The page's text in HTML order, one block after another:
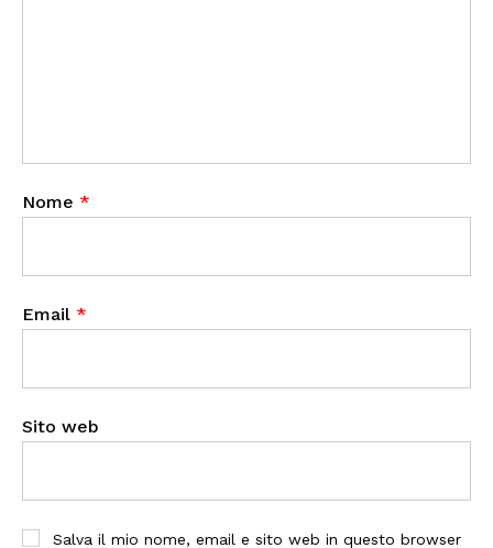
Nome *
Email *
Sito web
Salva il mio nome, email e sito web in questo browser